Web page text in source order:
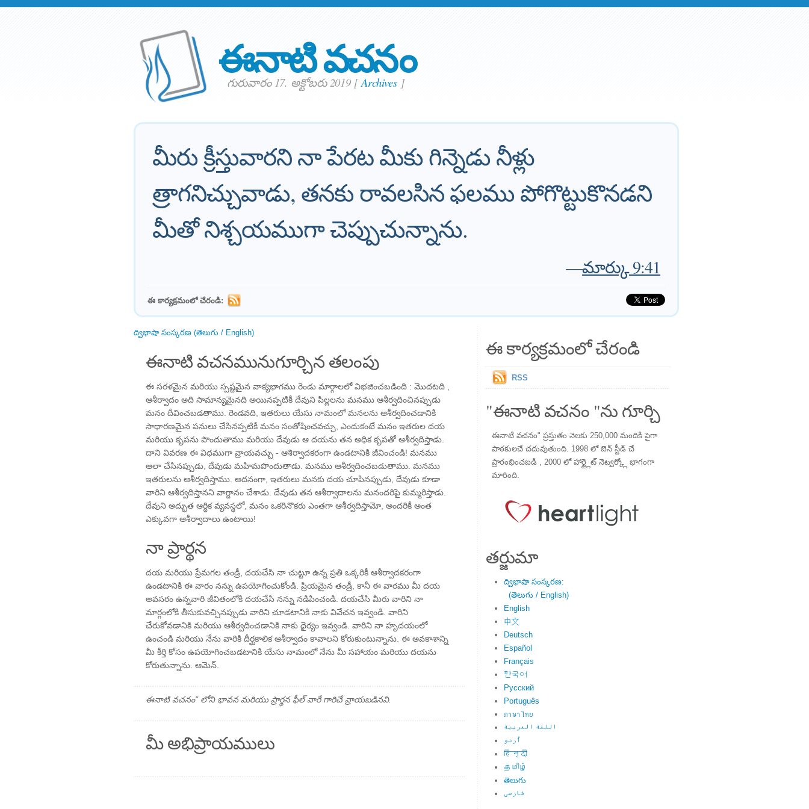
ఈనాటి వచనం
గురువారం 17. అక్టోబరు 2019 [Archives ]
మీరు క్రీస్తువారని నా పేరట మీకు గిన్నెడు నీళ్లు
త్రాగనిచ్చువాడు, తనకు రావలసిన ఫలము పోగొట్టుకొనడని
మీతో నిశ్చయముగా చెప్పుచున్నాను.
—మార్కు 9:41
ఈ కార్యక్రమంలో చేరండి:
ద్విభాషా సంస్కరణ (తెలుగు / English)
ఈనాటి వచనమునుగూర్చిన తలంపు
ఈ సరళమైన మరియు స్పష్టమైన వాక్యభాగము రెండు మార్గాలలో విభజించబడింది : మొదటది ,
ఆశీర్వాదం అది సామాన్యమైనది అయినప్పటికీ దేవుని పిల్లలను మనము ఆశీర్వదించినప్పుడు
మనం దీవించబడతాము. రెండవది, ఇతరులు యేసు నామంలో మనలను ఆశీర్వదించడానికి
సాధారణమైన పనులు చేసినప్పటికీ మనం సంతోషించవచ్చు, ఎందుకంటే మనం ఇతరుల దయ
మరియు కృపను పొందుతాము మరియు దేవుడు ఆ దయను తన అధిక కృపతో ఆశీర్వదిస్తాడు.
దాని వివరణ ఈ విధముగా వ్రాయవచ్చు - ఆశిర్వాదకరంగా ఉండటానికి జీవించండి! మనము
ఆలా చేసినప్పుడు, దేవుడు మహిమపొందుతాడు. మనము ఆశీర్వదించబడుతాము. మనము
ఇతరులను ఆశీర్వదిస్తాము. అదనంగా, ఇతరులు మనకు దయ చూపినప్పుడు, దేవుడు కూడా
వారిని ఆశీర్వదిస్తానని వాగ్దానం చేశాడు. దేవుడు తన ఆశీర్వాదాలను మనందరిపై కుమ్మరిస్తాడు.
దేవుని అద్భుత ఆర్థిక వ్యవస్థలో, మనం ఒకరినొకరు ఎంతగా ఆశీర్వదిస్తామో, అందరికీ అంత
ఎక్కువగా ఆశీర్వాదాలు ఉంటాయి!
నా ప్రార్థన
దయ మరియు ప్రేమగల తండ్రీ, దయచేసి నా చుట్టూ ఉన్న ప్రతి ఒక్కరికీ ఆశీర్వాదకరంగా
ఉండటానికి ఈ వారం నన్ను ఉపయోగించుకోండి. ప్రియమైన తండ్రీ, కానీ ఈ వారము మీ దయ
అవసరం ఉన్నవారి జీవితంలోకి దయచేసి నన్ను నడిపించండి. దయచేసి మీరు వారిని నా
మార్గంలోకి తీసుకువచ్చినప్పుడు వారిని చూడటానికి నాకు వివేచన ఇవ్వండి. వారిని
చేరుకోవడానికి మరియు ఆశీర్వదించడానికి నాకు ధైర్యం ఇవ్వండి. వారిని నా హృదయంలో
ఉంచండి మరియు నేను వారికి దీర్ఘకాలిక ఆశీర్వాదం కావాలని కోరుకుంటున్నాను. ఈ అవకాశాన్ని
మీ కీర్తి కోసం ఉపయోగించబడటానికి యేసు నామంలో నేను మీ సహాయం మరియు దయను
కోరుతున్నాను. ఆమెన్.
ఈనాటి వచనం" లోని భావన మరియు ప్రార్థన ఫీల్ వారే గారిచే వ్రాయబడినవి.
మీ అభిప్రాయములు
ఈ కార్యక్రమంలో చేరండి
RSS
"ఈనాటి వచనం "ను గూర్చి
ఈనాటి వచనం" ప్రస్తుతం నెలకు 250,000 మందికి పైగా
పాఠకులచే చదువుతుంది. 1998 లో బెన్ స్టీడ్ చే
ప్రారంభించబడి , 2000 లో హార్ట్లైట్ నెట్వర్క్లో భాగంగా
మారింది.
తర్జుమా
ద్విభాషా సంస్కరణ:
(తెలుగు / English)
English
中文
Deutsch
Español
Français
한국어
Русский
Português
ภาษาไทย
اللغة العربية
اُردو
हिन्दी
தமிழ்
తెలుగు
فارسی